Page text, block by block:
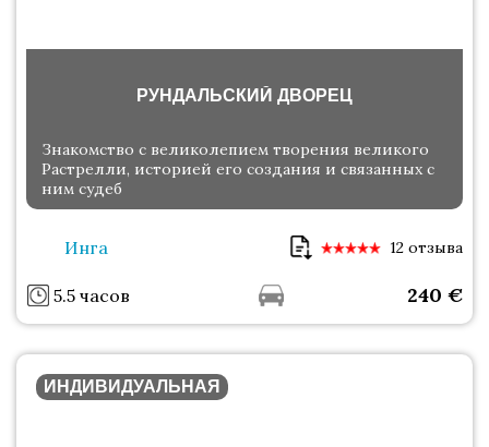
РУНДАЛЬСКИЙ ДВОРЕЦ
Знакомство с великолепием творения великого
Растрелли, историей его создания и связанных с
ним судеб
Инга 12 отзыва
5.5 часов 240 €
ИНДИВИДУАЛЬНАЯ